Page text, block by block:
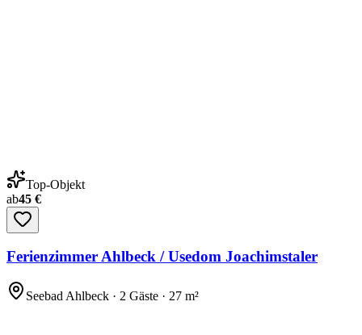
Top-Objekt
ab45 €
Ferienzimmer Ahlbeck / Usedom Joachimstaler
Seebad Ahlbeck · 2 Gäste · 27 m²